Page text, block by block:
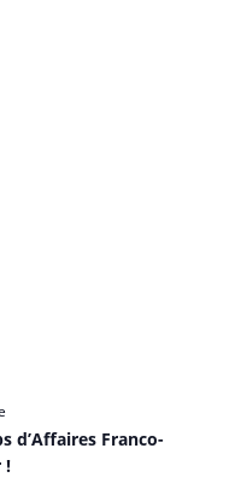
d’Affaires Franco-
!